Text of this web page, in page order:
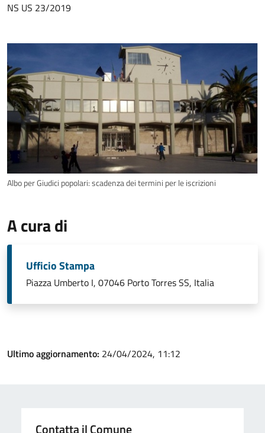
NS US 23/2019
Albo per Giudici popolari: scadenza dei termini per le iscrizioni
A cura di
Ufficio Stampa
Piazza Umberto I, 07046 Porto Torres SS, Italia
Ultimo aggiornamento: 24/04/2024, 11:12